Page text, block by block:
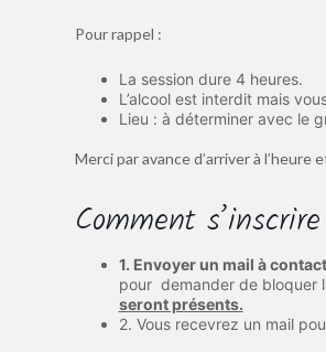
Pour rappel :
La session dure 4 heures.
L’alcool est interdit mais
Lieu : à déterminer avec le
Merci par avance d’arriver à l’heure
Comment
1. Envoyer un mail à
pour demander de bloquer
seront présents.
2. Vous recevrez un mail